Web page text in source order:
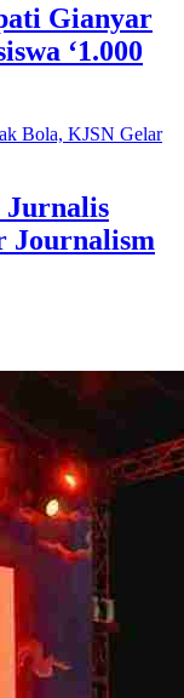
Gianyar
‘1.000
Jurnalis
Journalism